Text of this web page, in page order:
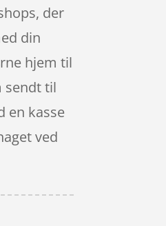
der
din
hjem til
sendt til
en kasse
ved